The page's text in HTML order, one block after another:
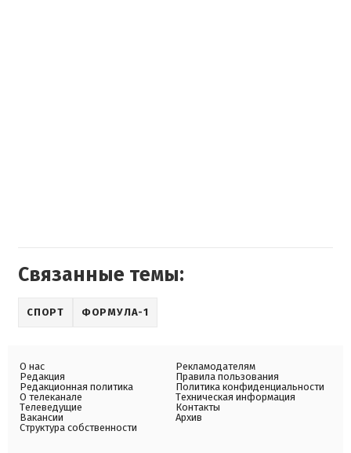
Связанные темы:
СПОРТ ФОРМУЛА-1
О нас
Редакция
Редакционная политика
О телеканале
Телеведущие
Вакансии
Структура собственности
Рекламодателям
Правила пользования
Политика конфиденциальности
Техническая информация
Контакты
Архив